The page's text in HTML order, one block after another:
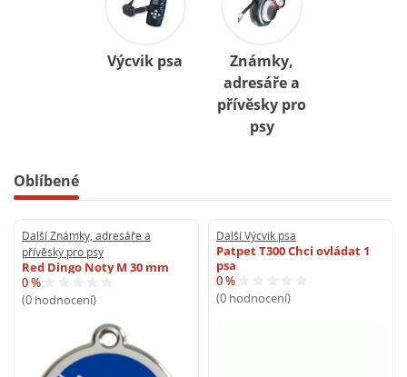
Výcvik psa
Známky,
adresáře a
přívěsky pro
psy
Oblíbené
Další Známky, adresáře a
přívěsky pro psy
Red Dingo Noty M 30 mm
0 %
(0 hodnocení)
Další Výcvik psa
Patpet T300 Chci ovládat 1
psa
0 %
(0 hodnocení)